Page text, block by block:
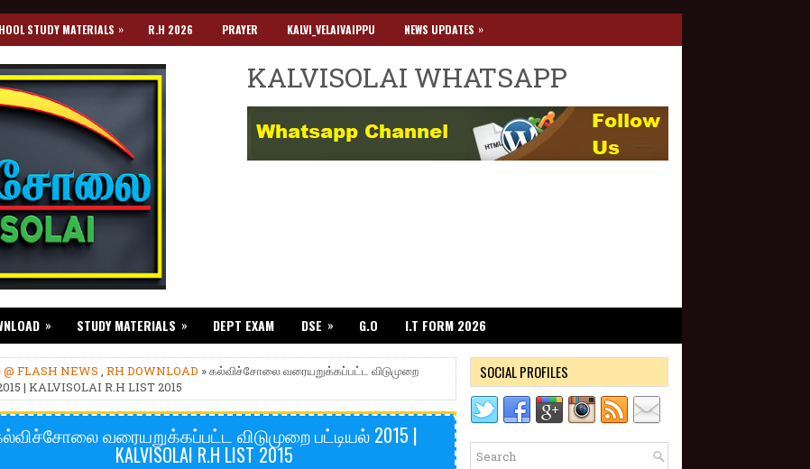
STUDY MATERIALS » R.H 2026 PRAYER KALVI_VELAIVAIPPU NEWS UPDATES »
KALVISOLAI WHATSAPP
» STUDY MATERIALS » DEPT EXAM DSE » G.O I.T FORM 2026
@ FLASH NEWS , RH DOWNLOAD » கல்விச்சோலை வரையறுக்கப்பட்ட விடுமுறை
| KALVISOLAI R.H LIST 2015
வரையறுக்கப்பட்ட விடுமுறை பட்டியல் 2015 |
KALVISOLAI R.H LIST 2015
SOCIAL PROFILES